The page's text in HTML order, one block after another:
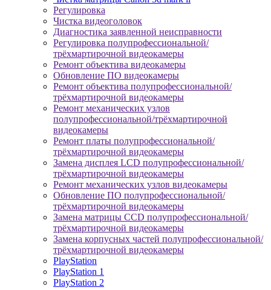
Регулировка
Чистка видеоголовок
Диагностика заявленной неисправности
Регулировка полупрофессиональной/
трёхмартирочной видеокамеры
Ремонт объектива видеокамеры
Обновление ПО видеокамеры
Ремонт объектива полупрофессиональной/
трёхмартирочной видеокамеры
Ремонт механических узлов
полупрофессиональной/трёхмартирочной
видеокамеры
Ремонт платы полупрофессиональной/
трёхмартирочной видеокамеры
Замена дисплея LCD полупрофессиональной/
трёхмартирочной видеокамеры
Ремонт механических узлов видеокамеры
Обновление ПО полупрофессиональной/
трёхмартирочной видеокамеры
Замена матрицы CCD полупрофессиональной/
трёхмартирочной видеокамеры
Замена корпусных частей полупрофессиональной/
трёхмартирочной видеокамеры
PlayStation
PlayStation 1
PlayStation 2